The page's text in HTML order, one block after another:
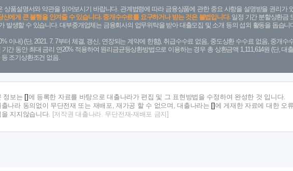
상품설명서와 약관을 읽어보시기 바랍니다. 관계법령에 따라 금융상품에 관한 중요 사항을 설명받을 권리가
신에게 큰 불행을 안겨줄 수 있습니다. 중개수수료를 요구하거나 받는 것은 불법입니다.일정 기간 분할상환금
발생할 수 있습니다. 대부중개업체는 금융회사의 업무위탁을 받아 대출모집 및 소개 등의 섭외 활동을 돕습
이내) (단, 2021. 7. 7부터 체결, 갱신, 연장되는 계약에 한함), 취급수수료 없음, 중도상환 수수료 없음, 중개
간 동안 최대 금리 연20% 적용하여 원리금균등상환방법으로 이용하는 경우 총 상환금액 1,111,614원 (단,
조기상환조건 없음.
정보는
에 등록한 자료를 바탕으로 대출나라가 편집 및 그 표현방법을 수정하여 완성한 것 입니다.
출나라 동의없이 무단전재 또는 재배포, 재가공 할 수 없으며, 대출나라는
에 게재한 자료에 대한 오
을 지지않습니다.
[저작권 대출나라. 무단전재-재배포 금지]